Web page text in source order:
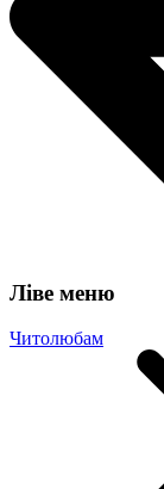
Ліве меню
Читолюбам